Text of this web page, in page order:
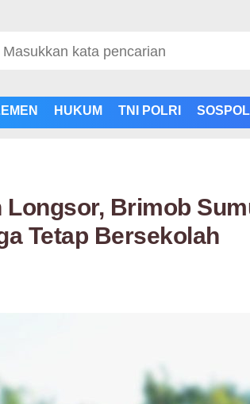
HUKUM TNI POLRI SOSPOL
Longsor, Brimob
Tetap Bersekolah